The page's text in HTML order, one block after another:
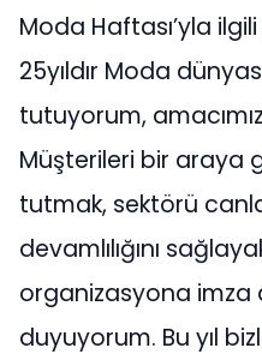
Moda Haftası’yla
25yıldır Moda
tutuyorum,
Müşterileri bir araya
tutmak, sektörü
devamlılığını
organizasyona
duyuyorum. Bu yıl